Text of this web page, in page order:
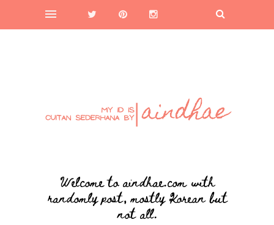
Welcome to aindhae.com with
randomly post, mostly Korean but
not all.